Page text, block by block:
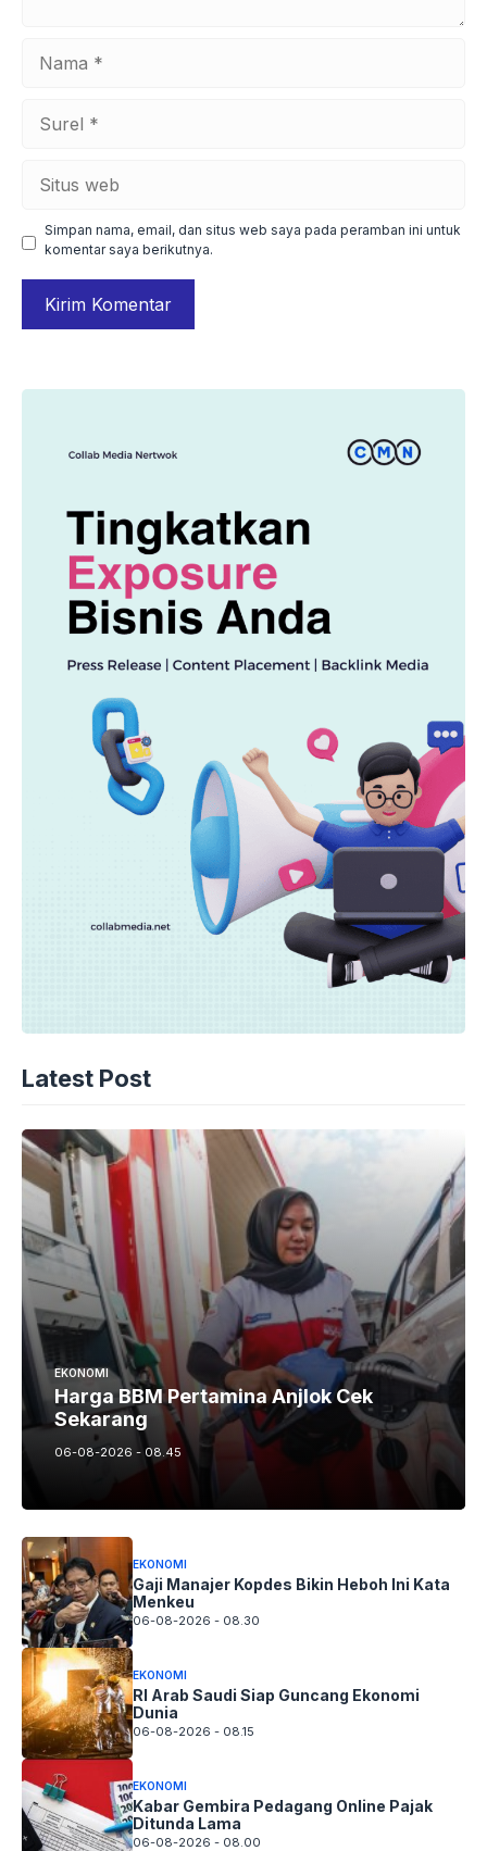
web
Simpan nama, email, dan situs web saya pada peramban ini untuk
komentar saya berikutnya.
Latest Post
EKONOMI
Harga BBM Pertamina Anjlok Cek
Sekarang
06-08-2026 - 08.45
EKONOMI
Gaji Manajer Kopdes Bikin Heboh Ini Kata
Menkeu
06-08-2026 - 08.30
EKONOMI
RI Arab Saudi Siap Guncang Ekonomi
Dunia
06-08-2026 - 08.15
EKONOMI
Kabar Gembira Pedagang Online Pajak
Ditunda Lama
06-08-2026 - 08.00